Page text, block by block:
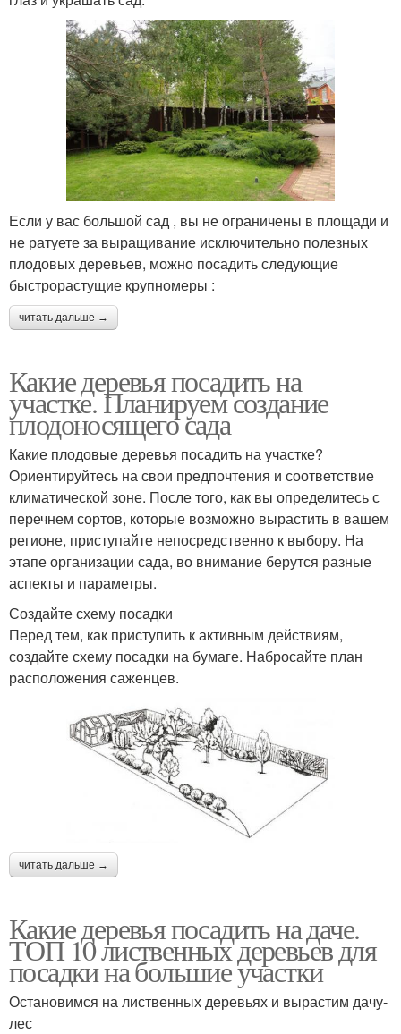
Если у вас большой сад , вы не ограничены в площади и
не ратуете за выращивание исключительно полезных
плодовых деревьев, можно посадить следующие
быстрорастущие крупномеры :
читать дальше →
Какие деревья посадить на
участке. Планируем создание
плодоносящего сада
Какие плодовые деревья посадить на участке?
Ориентируйтесь на свои предпочтения и соответствие
климатической зоне. После того, как вы определитесь с
перечнем сортов, которые возможно вырастить в вашем
регионе, приступайте непосредственно к выбору. На
этапе организации сада, во внимание берутся разные
аспекты и параметры.
Создайте схему посадки
Перед тем, как приступить к активным действиям,
создайте схему посадки на бумаге. Набросайте план
расположения саженцев.
читать дальше →
Какие деревья посадить на даче.
ТОП 10 лиственных деревьев для
посадки на большие участки
Остановимся на лиственных деревьях и вырастим дачу-
лес